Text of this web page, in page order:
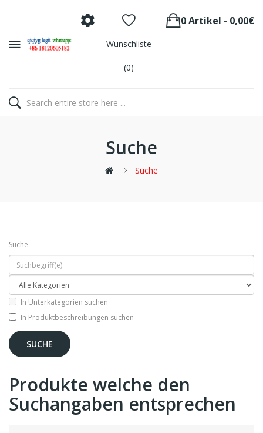
Wunschliste
(0)
0 Artikel - 0,00€
Suche
Suche
Suche
In Unterkategorien suchen
In Produktbeschreibungen suchen
Produkte welche den
Suchangaben entsprechen